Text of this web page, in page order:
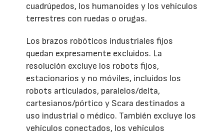
cuadrúpedos, los humanoides y los vehículos
terrestres con ruedas o orugas.
Los brazos robóticos industriales fijos
quedan expresamente excluidos. La
resolución excluye los robots fijos,
estacionarios y no móviles, incluidos los
robots articulados, paralelos/delta,
cartesianos/pórtico y Scara destinados a
uso industrial o médico. También excluye los
vehículos conectados, los vehículos